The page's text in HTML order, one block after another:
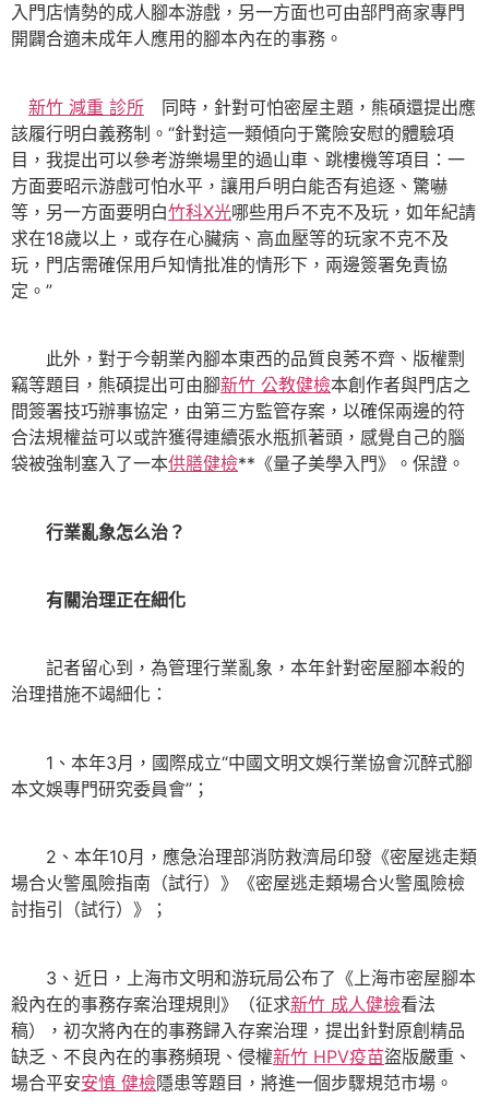
入門店情勢的成人腳本游戲，另一方面也可由部門商家專門
開闢合適未成年人應用的腳本內在的事務。
新竹 減重 診所 同時，針對可怕密屋主題，熊碩還提出應
該履行明白義務制。“針對這一類傾向于驚險安慰的體驗項
目，我提出可以參考游樂場里的過山車、跳樓機等項目：一
方面要昭示游戲可怕水平，讓用戶明白能否有追逐、驚嚇
等，另一方面要明白竹科X光哪些用戶不克不及玩，如年紀請
求在18歲以上，或存在心臟病、高血壓等的玩家不克不及
玩，門店需確保用戶知情批准的情形下，兩邊簽署免責協
定。”
此外，對于今朝業內腳本東西的品質良莠不齊、版權剽
竊等題目，熊碩提出可由腳新竹 公教健檢本創作者與門店之
間簽署技巧辦事協定，由第三方監管存案，以確保兩邊的符
合法規權益可以或許獲得連續張水瓶抓著頭，感覺自己的腦
袋被強制塞入了一本供膳健檢**《量子美學入門》。保證。
行業亂象怎么治？
有關治理正在細化
記者留心到，為管理行業亂象，本年針對密屋腳本殺的
治理措施不竭細化：
1、本年3月，國際成立“中國文明文娛行業協會沉醉式腳
本文娛專門研究委員會”；
2、本年10月，應急治理部消防救濟局印發《密屋逃走類
場合火警風險指南（試行）》《密屋逃走類場合火警風險檢
討指引（試行）》；
3、近日，上海市文明和游玩局公布了《上海市密屋腳本
殺內在的事務存案治理規則》（征求新竹 成人健檢看法
稿），初次將內在的事務歸入存案治理，提出針對原創精品
缺乏、不良內在的事務頻現、侵權新竹 HPV疫苗盜版嚴重、
場合平安安慎 健檢隱患等題目，將進一個步驟規范市場。